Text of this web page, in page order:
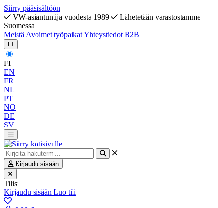
Siirry pääsisältöön
VW-asiantuntija vuodesta 1989
Lähetetään varastostamme
Suomessa
Meistä Avoimet työpaikatYhteystiedot B2B
FI
FI
EN
FR
NL
PT
NO
DE
SV
Kirjaudu sisään
Tilisi
Kirjaudu sisään Luo tili